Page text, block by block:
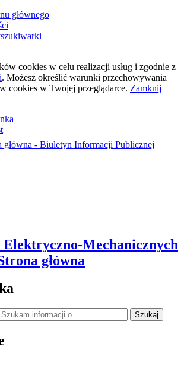
głównego
cookies w celu realizacji usług i zgodnie z
. Możesz określić warunki przechowywania
cookies w Twojej przeglądarce. Zamknij
główna - Biuletyn Informacji Publicznej
Elektryczno-Mechanicznych
główna
Szukaj